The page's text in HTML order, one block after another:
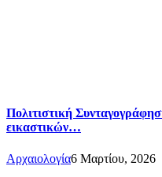
Πολιτιστική
εικαστικών…
Αρχαιολογία6 Μαρτίου, 2026